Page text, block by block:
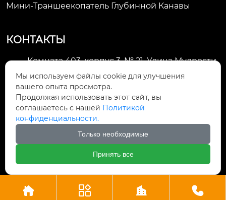
Мини-Траншеекопатель Глубинной Канавы
КОНТАКТЫ
Комната 403, корпус 3, № 21, Улица Мудрости,
Зона экономического развития Хуэйшань,
город Уси
li@futaogroup.com

Авторское право©ООО Импорт и экспорт Уси Футао
   
Мы используем файлы cookie для улучшения
вашего опыта просмотра.
Продолжая использовать этот сайт, вы
соглашаетесь с нашей Политикой
конфиденциальности.
Только необходимые
Принять все